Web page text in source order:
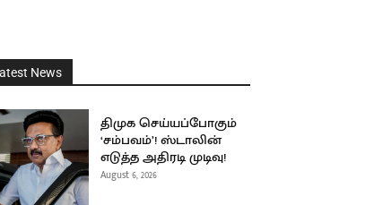
News
திமுக செய்யப்போகும்
‘சம்பவம்’! ஸ்டாலின்
எடுத்த அதிரடி முடிவு!
August 6, 2026